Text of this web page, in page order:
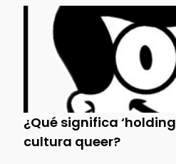
¿Qué significa
cultura queer?